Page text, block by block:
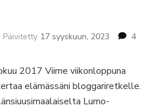
Päivitetty 17 syyskuun, 2023
4
2017 Viime viikonloppuna
elämässäni bloggariretkelle.
Lumo-